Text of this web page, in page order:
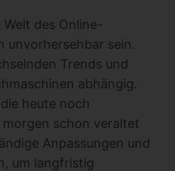
des Online-
unvorhersehbar sein.
Trends und
abhängig.
heute noch
schon veraltet
Anpassungen und
um langfristig